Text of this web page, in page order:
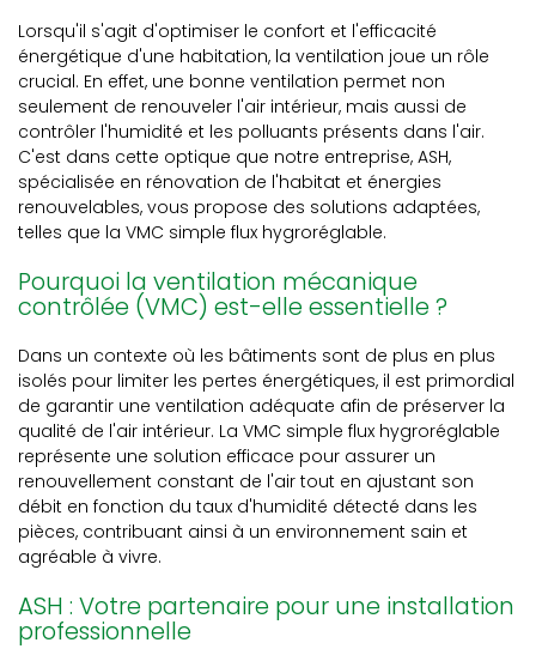
Lorsqu'il s'agit d'optimiser le confort et l'efficacité
énergétique d'une habitation, la ventilation joue un rôle
crucial. En effet, une bonne ventilation permet non
seulement de renouveler l'air intérieur, mais aussi de
contrôler l'humidité et les polluants présents dans l'air.
C'est dans cette optique que notre entreprise, ASH,
spécialisée en rénovation de l'habitat et énergies
renouvelables, vous propose des solutions adaptées,
telles que la VMC simple flux hygroréglable.
Pourquoi la ventilation mécanique
contrôlée (VMC) est-elle essentielle ?
Dans un contexte où les bâtiments sont de plus en plus
isolés pour limiter les pertes énergétiques, il est primordial
de garantir une ventilation adéquate afin de préserver la
qualité de l'air intérieur. La VMC simple flux hygroréglable
représente une solution efficace pour assurer un
renouvellement constant de l'air tout en ajustant son
débit en fonction du taux d'humidité détecté dans les
pièces, contribuant ainsi à un environnement sain et
agréable à vivre.
ASH : Votre partenaire pour une installation
professionnelle